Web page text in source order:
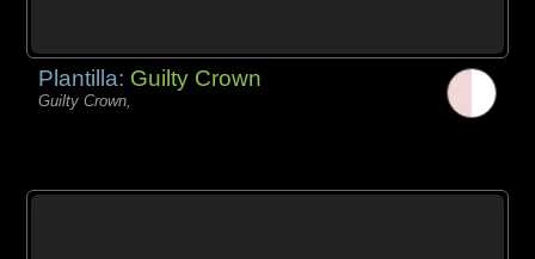
Plantilla: Guilty Crown
Guilty Crown,